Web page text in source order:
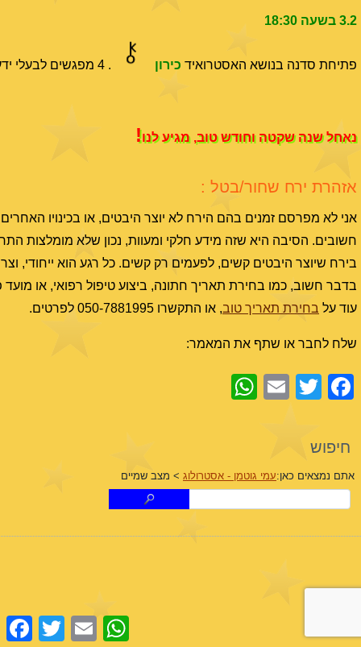
3.2 בשעה 18:30
פתיחת סדנה בנושא האסטרואיד כירון . 4 מפגשים לבעלי ידע אסטרולוגי קודם. לפרטים
נאחל שנה שקטה וחודש טוב, מגיע לנו!
אזהרת ירח שחור/בטל :
חשובים. הסיבה היא שזה מידע חלקי ומעוות, נכון שלא מומלצות
בירח שיוצר היבטים קשים, לפעמים רק קשים. כל רגע הוא ייחודי,
בדבר חשוב, כמו בחירת תאריך חתונה, ביצוע טיפול רפואי, או
עוד על בחירת תאריך טוב, או התקשרו 050-7881995 לפרטים.
שלח לחבר או שתף את המאמר:
Facebook
Twitter
Email
חיפוש
אתם נמצאים כאן:עמי גוטמן - אסטרולוג > מצב שמיים
Twitter Email
WhatsApp